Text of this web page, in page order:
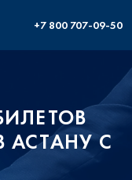
+7 800 707-09-50
АСТАНУ С